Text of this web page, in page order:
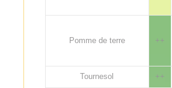
Pomme de terre ++
Tournesol
++